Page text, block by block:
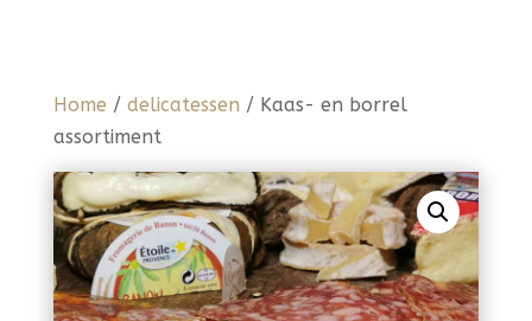
Home / delicatessen / Kaas- en borrel
assortiment